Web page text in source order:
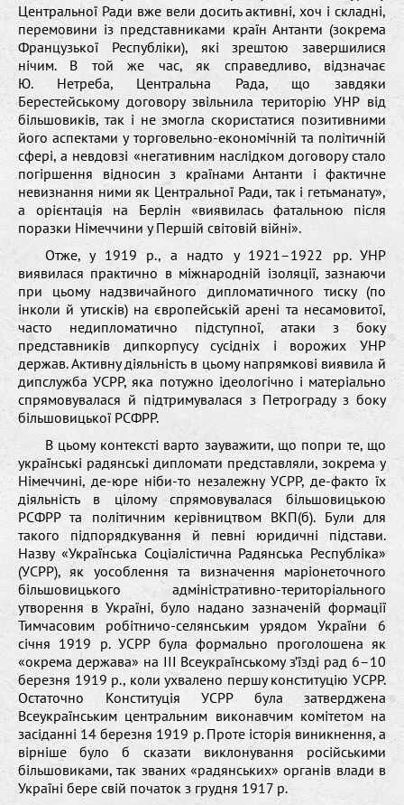
Центральної Ради вже вели досить активні, хоч і складні,
перемовини із представниками країн Антанти (зокрема
Французької Республіки), які зрештою завершилися
нічим. В той же час, як справедливо, відзначає
Ю. Нетреба, Центральна Рада, що завдяки
Берестейському договору звільнила територію УНР від
більшовиків, так і не змогла скористатися позитивними
його аспектами у торговельно-економічній та політичній
сфері, а невдовзі «негативним наслідком договору стало
погіршення відносин з країнами Антанти і фактичне
невизнання ними як Центральної Ради, так і гетьманату»,
а орієнтація на Берлін «виявилась фатальною після
поразки Німеччини у Першій світовій війні».
Отже, у 1919 р., а надто у 1921–1922 рр. УНР
виявилася практично в міжнародній ізоляції, зазнаючи
при цьому надзвичайного дипломатичного тиску (по
інколи й утисків) на європейській арені та несамовитої,
часто недипломатично підступної, атаки з боку
представників дипкорпусу сусідніх і ворожих УНР
держав. Активну діяльність в цьому напрямкові виявила й
дипслужба УСРР, яка потужно ідеологічно і матеріально
спрямовувалася й підтримувалася з Петрограду з боку
більшовицької РСФРР.
В цьому контексті варто зауважити, що попри те, що
українські радянські дипломати представляли, зокрема у
Німеччині, де-юре ніби-то незалежну УСРР, де-факто їх
діяльність в цілому спрямовувалася більшовицькою
РСФРР та політичним керівництвом ВКП(б). Були для
такого підпорядкування й певні юридичні підстави.
Назву «Українська Соціалістична Радянська Республіка»
(УСРР), як уособлення та визначення маріонеточного
більшовицького адміністративно-територіального
утворення в Україні, було надано зазначеній формації
Тимчасовим робітничо-селянським урядом України 6
січня 1919 р. УСРР була формально проголошена як
«окрема держава» на III Всеукраїнському з’їзді рад 6–10
березня 1919 р., коли ухвалено першу конституцію УСРР.
Остаточно Конституція УСРР була затверджена
Всеукраїнським центральним виконавчим комітетом на
засіданні 14 березня 1919 р. Проте історія виникнення, а
вірніше було б сказати виклонування російськими
більшовиками, так званих «радянських» органів влади в
Україні бере свій початок з грудня 1917 р.